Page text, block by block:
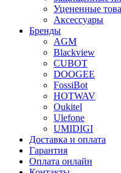
Уцененные
Аксессуары
Бренды
AGM
Blackview
CUBOT
DOOGEE
FossiBot
HOTWAV
Oukitel
Ulefone
UMIDIGI
Доставка и оплата
Гарантия
Оплата онлайн